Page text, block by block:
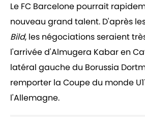
Le FC Barcelone pourrait
nouveau grand talent. D'après
Bild, les négociations seraient
l'arrivée d'Almugera Kabar en
latéral gauche du Borussia
remporter la Coupe du monde
l'Allemagne.